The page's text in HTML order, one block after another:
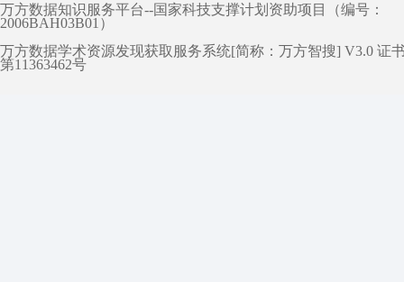
万方数据知识服务平台--国家科技支撑计划资助项目（编号：
2006BAH03B01）
万方数据学术资源发现获取服务系统[简称：万方智搜] V3.0 证
第11363462号